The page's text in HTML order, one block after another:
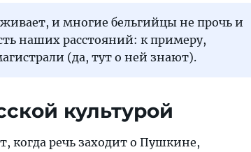
и многие бельгийцы не прочь и
наших расстояний: к примеру,
(да, тут о ней знают).
культурой
когда речь заходит о Пушкине,